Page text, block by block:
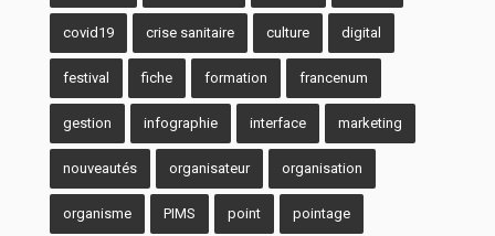
covid19 crise sanitaire culture digital
festival fiche formation francenum
gestion infographie interface marketing
nouveautés organisateur organisation
organisme PIMS point pointage